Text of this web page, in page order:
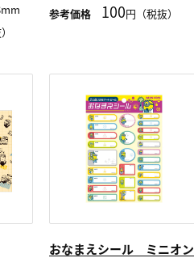
参考価格
100円（税抜）
おなまえシール ミニオン